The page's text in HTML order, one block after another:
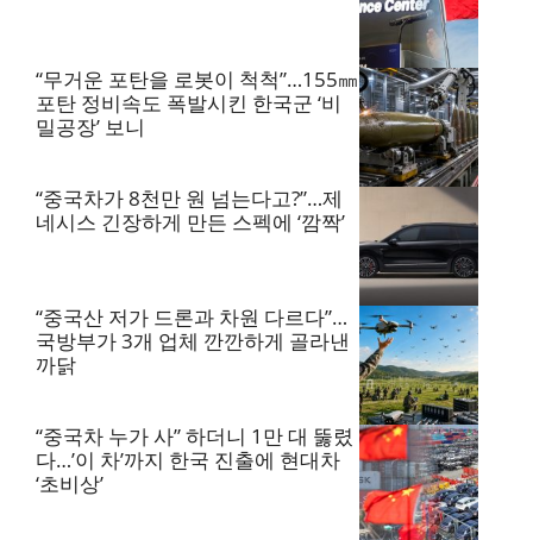
“무거운 포탄을 로봇이 척척”…155㎜
포탄 정비속도 폭발시킨 한국군 ‘비
밀공장’ 보니
“중국차가 8천만 원 넘는다고?”…제
네시스 긴장하게 만든 스펙에 ‘깜짝’
“중국산 저가 드론과 차원 다르다”…
국방부가 3개 업체 깐깐하게 골라낸
까닭
“중국차 누가 사” 하더니 1만 대 뚫렸
다…’이 차’까지 한국 진출에 현대차
‘초비상’